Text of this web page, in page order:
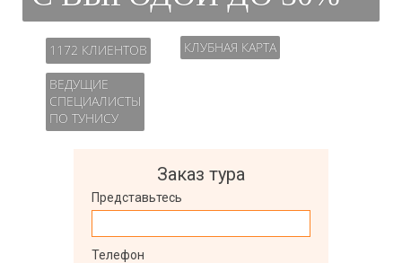
1172 КЛИЕНТОВ КЛУБНАЯ КАРТА
ВЕДУЩИЕ
СПЕЦИАЛИСТЫ
ПО ТУНИСУ
Заказ тура
Представьтесь
Телефон